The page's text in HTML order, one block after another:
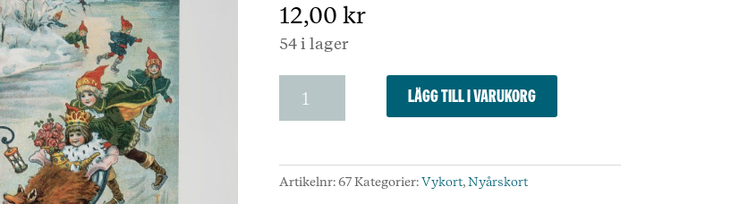
12,00kr
54 i lager
barn
med
på
is-
Lägg till i varukorg
Artikelnr:67 Kategorier:Vykort,Nyårskort